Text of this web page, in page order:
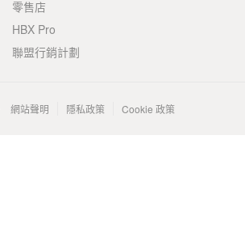
零售店
HBX Pro
聯盟行銷計劃
網站聲明 隱私政策 Cookie 政策